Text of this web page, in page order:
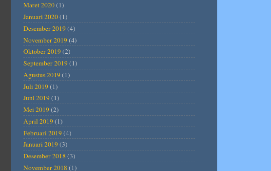
Maret 2020(1)
Januari 2020(1)
Desember 2019(4)
November 2019(4)
Oktober 2019(2)
September 2019(1)
Agustus 2019(1)
Juli 2019(1)
Juni 2019(1)
Mei 2019(2)
April 2019(1)
Februari 2019(4)
Januari 2019(3)
Desember 2018 (3)
November 2018 (1)